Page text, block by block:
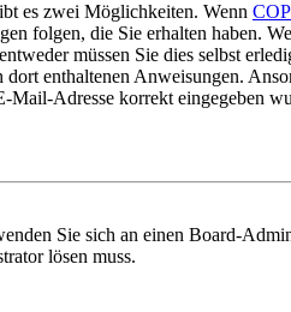
es zwei Möglichkeiten. Wenn
folgen, die Sie erhalten haben.
müssen Sie dies selbst
enthaltenen Anweisungen.
Adresse korrekt eingegeben
Sie sich an einen Board-
lösen muss.